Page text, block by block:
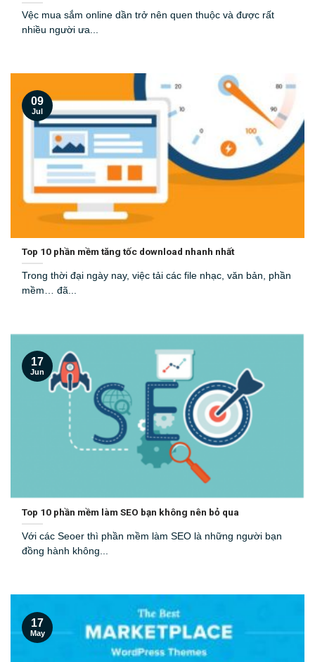
Vệc mua sắm online dần trở nên quen thuộc và được rất
nhiều người ưa...
Top 10 phần mềm tăng tốc download nhanh nhất
Trong thời đại ngày nay, việc tải các file nhạc, văn bản, phần
mềm… đã...
09
Jul
Top 10 phần mềm làm SEO bạn không nên bỏ qua
Với các Seoer thì phần mềm làm SEO là những người bạn
đồng hành không...
17
Jun
17
May